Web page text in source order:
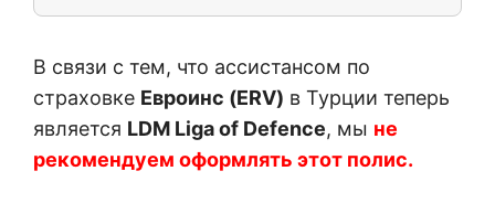
В связи с тем, что ассистансом по
страховке Евроинс (ERV) в Турции теперь
является LDM Liga of Defence, мы не
рекомендуем оформлять этот полис.